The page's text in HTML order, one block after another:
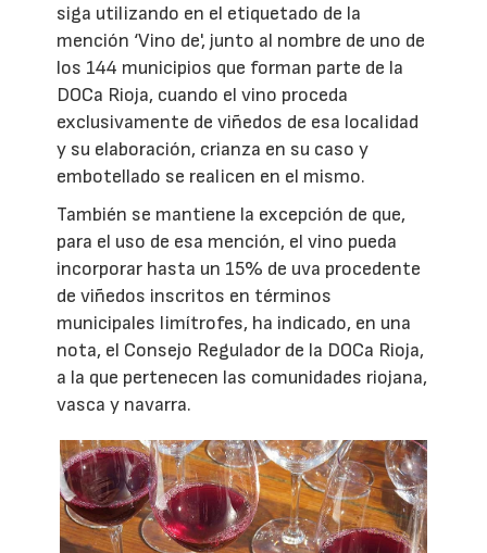
siga utilizando en el etiquetado de la
mención ‘Vino de', junto al nombre de uno de
los 144 municipios que forman parte de la
DOCa Rioja, cuando el vino proceda
exclusivamente de viñedos de esa localidad
y su elaboración, crianza en su caso y
embotellado se realicen en el mismo.
También se mantiene la excepción de que,
para el uso de esa mención, el vino pueda
incorporar hasta un 15% de uva procedente
de viñedos inscritos en términos
municipales limítrofes, ha indicado, en una
nota, el Consejo Regulador de la DOCa Rioja,
a la que pertenecen las comunidades riojana,
vasca y navarra.